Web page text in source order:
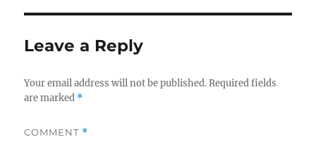
Leave a Reply
Your email address will not be published. Required fields
are marked *
COMMENT *